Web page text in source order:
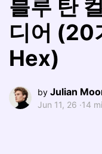
블루 탄
디어 (20
Hex)
by Julian
Jun 11, 26 ·14